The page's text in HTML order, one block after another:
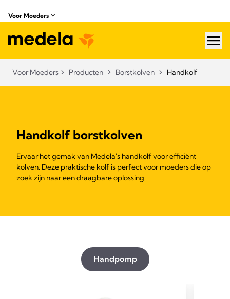
Voor Moeders
Voor Moeders Producten Borstkolven Handkolf
Handkolf borstkolven
Ervaar het gemak van Medela's handkolf voor efficiënt
kolven. Deze praktische kolf is perfect voor moeders die op
zoek zijn naar een draagbare oplossing.
Handpomp